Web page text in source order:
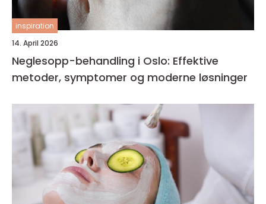
inspiration
14. April 2026
Neglesopp-behandling i Oslo: Effektive
metoder, symptomer og moderne løsninger